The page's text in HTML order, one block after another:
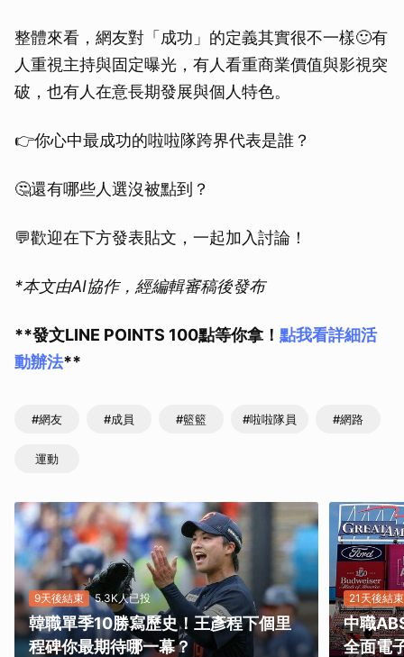
整體來看，網友對「成功」的定義其實很不一樣🙂有
人重視主持與固定曝光，有人看重商業價值與影視突
破，也有人在意長期發展與個人特色。
👉你心中最成功的啦啦隊跨界代表是誰？
🤔還有哪些人選沒被點到？
💬歡迎在下方發表貼文，一起加入討論！
*本文由AI協作，經編輯審稿後發布
**發文LINE POINTS 100點等你拿！ 點我看詳細活
動辦法**
#網友 #成員 #籃籃 #啦啦隊員 #網路
運動
9天後結束 5.3K人已投
韓職單季10勝寫歷史！王彥程下個里
程碑你最期待哪一幕？
21天後結束
中職
全面電